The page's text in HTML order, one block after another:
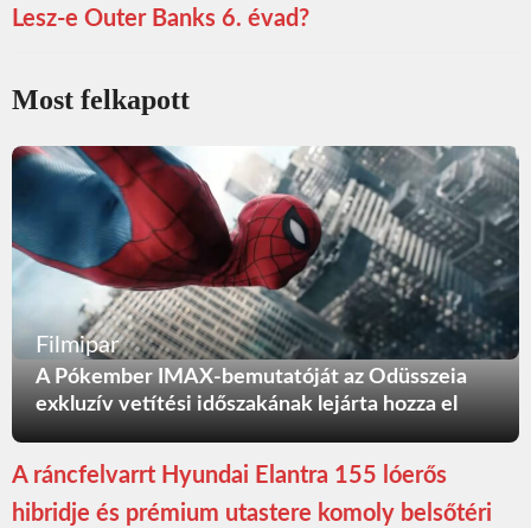
Lesz-e Outer Banks 6. évad?
Most felkapott
Filmipar
A Pókember IMAX-bemutatóját az Odüsszeia
exkluzív vetítési időszakának lejárta hozza el
A ráncfelvarrt Hyundai Elantra 155 lóerős
hibridje és prémium utastere komoly belsőtéri